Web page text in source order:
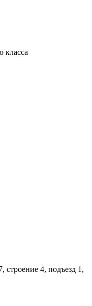
класса
строение 4, подъезд 1,